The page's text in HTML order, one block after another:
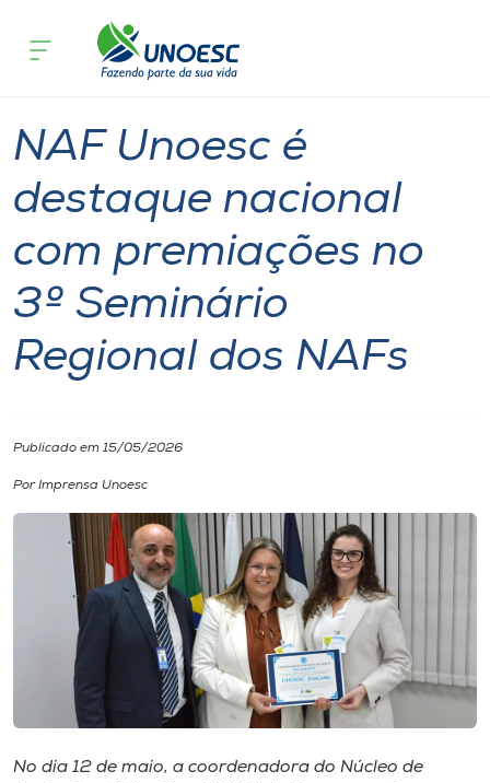
Cursos
Pesquisa
Atendimento ao Estudante
Portal de Ensino
Internacionalização
I.nova
Diplomados
Cultura
CPA
Geral
NAF Unoesc é
destaque nacional
com premiações no
3º Seminário
Regional dos NAFs
Publicado em 15/05/2026
Por Imprensa Unoesc
No dia 12 de maio, a coordenadora do Núcleo de